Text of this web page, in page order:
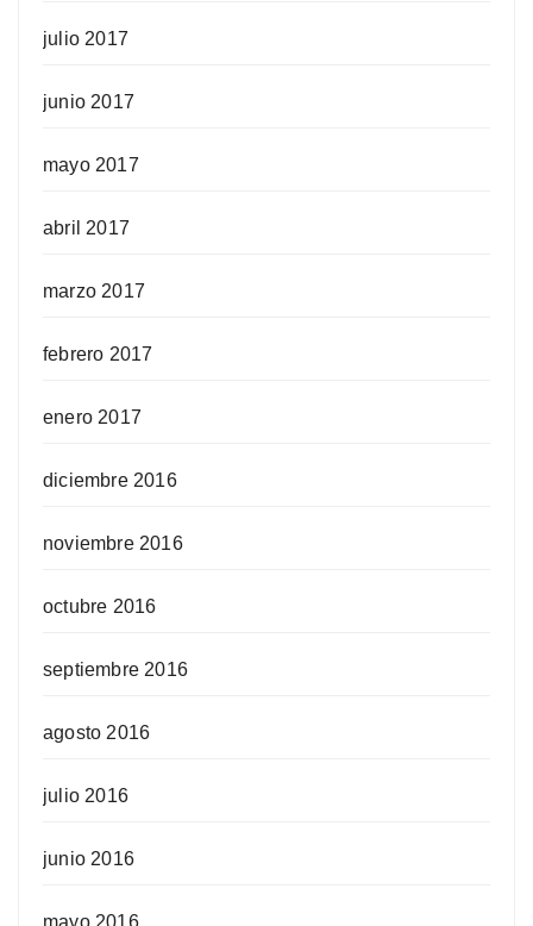
julio 2017
junio 2017
mayo 2017
abril 2017
marzo 2017
febrero 2017
enero 2017
diciembre 2016
noviembre 2016
octubre 2016
septiembre 2016
agosto 2016
julio 2016
junio 2016